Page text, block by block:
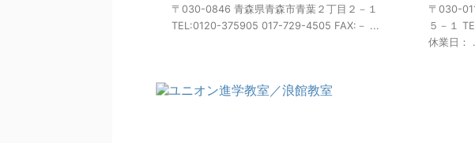
〒030-0846 青森県青森市青葉２丁目２－１
TEL:0120-375905 017-729-4505 FAX:－ ...
〒030-
５－１
休業日：